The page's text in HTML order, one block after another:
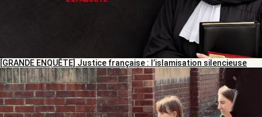
[GRANDE ENQUÊTE] Justice française : l’islamisation silencieuse